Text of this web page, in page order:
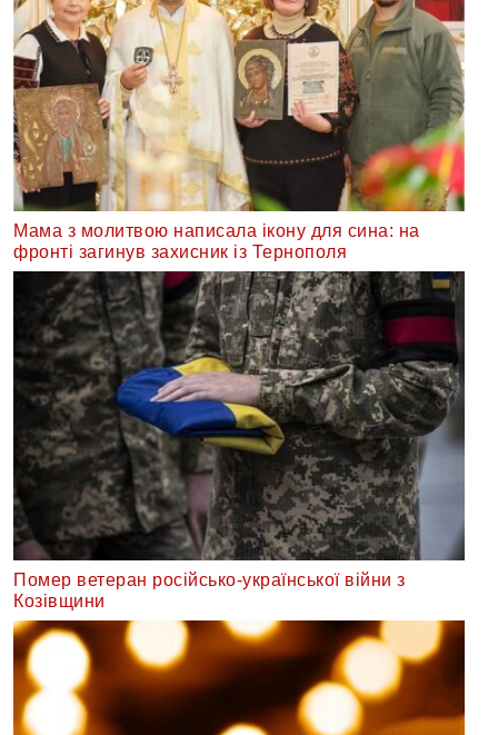
Мама з молитвою написала ікону для сина: на
фронті загинув захисник із Тернополя
Помер ветеран російсько-української війни з
Козівщини